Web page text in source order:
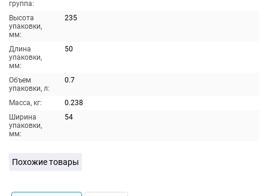
группа:
Высота
упаковки,
мм:
235
Длина
упаковки,
мм:
50
Объем
упаковки, л:
0.7
Масса, кг:
0.238
Ширина
упаковки,
мм:
54
Похожие товары